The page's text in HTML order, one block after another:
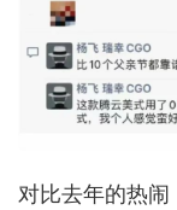
对比去年的热闹